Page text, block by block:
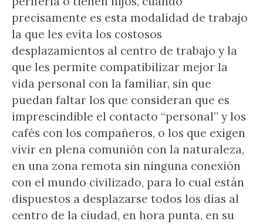
precisamente es esta modalidad de trabajo
la que les evita los costosos
desplazamientos al centro de trabajo y la
que les permite compatibilizar mejor la
vida personal con la familiar, sin que
puedan faltar los que consideran que es
imprescindible el contacto “personal” y los
cafés con los compañeros, o los que exigen
vivir en plena comunión con la naturaleza,
en una zona remota sin ninguna conexión
con el mundo civilizado, para lo cual están
dispuestos a desplazarse todos los días al
centro de la ciudad, en hora punta, en su